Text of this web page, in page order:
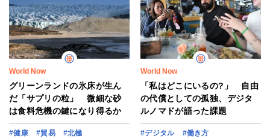
World Now
グリーンランドの氷床が生ん
だ「サプリの粒」 微細な砂
は食料危機の鍵になり得るか
#健康 #貿易
#北極
World Now
「私はどこにいるの?」 自由
の代償としての孤独、デジタ
ルノマドが語った課題
#デジタル #働き方